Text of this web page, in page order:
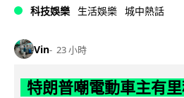
科技娛樂 生活娛樂 城中熱話
Vin 23 小時
特朗普嘲電動車主有